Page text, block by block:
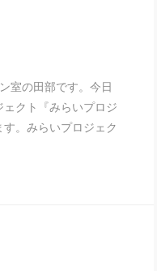
室の田部です。今日
クト『みらいプロジ
。みらいプロジェク